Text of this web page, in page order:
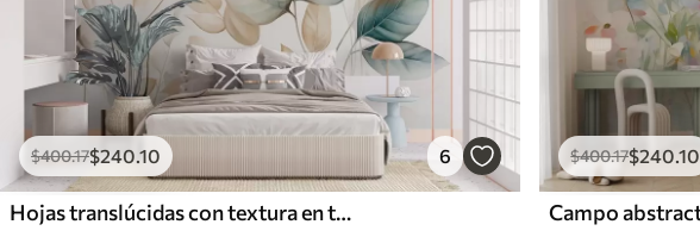
$400.17$240 .10 6
Hojas translúcidas con textura en tonos apagados de beige y verde azulado, con tallos delicados sobre un fondo suave y claro
$400.17$240 .10